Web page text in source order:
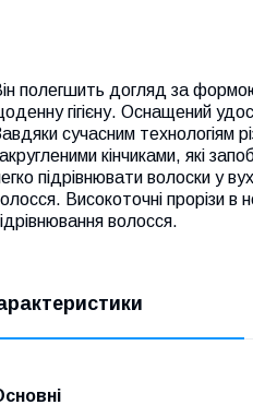
полегшить догляд за
гігієну. Оснащений
сучасним технологіям
кінчиками, які
підрівнювати волоски у
Високоточні прорізи
волосся.